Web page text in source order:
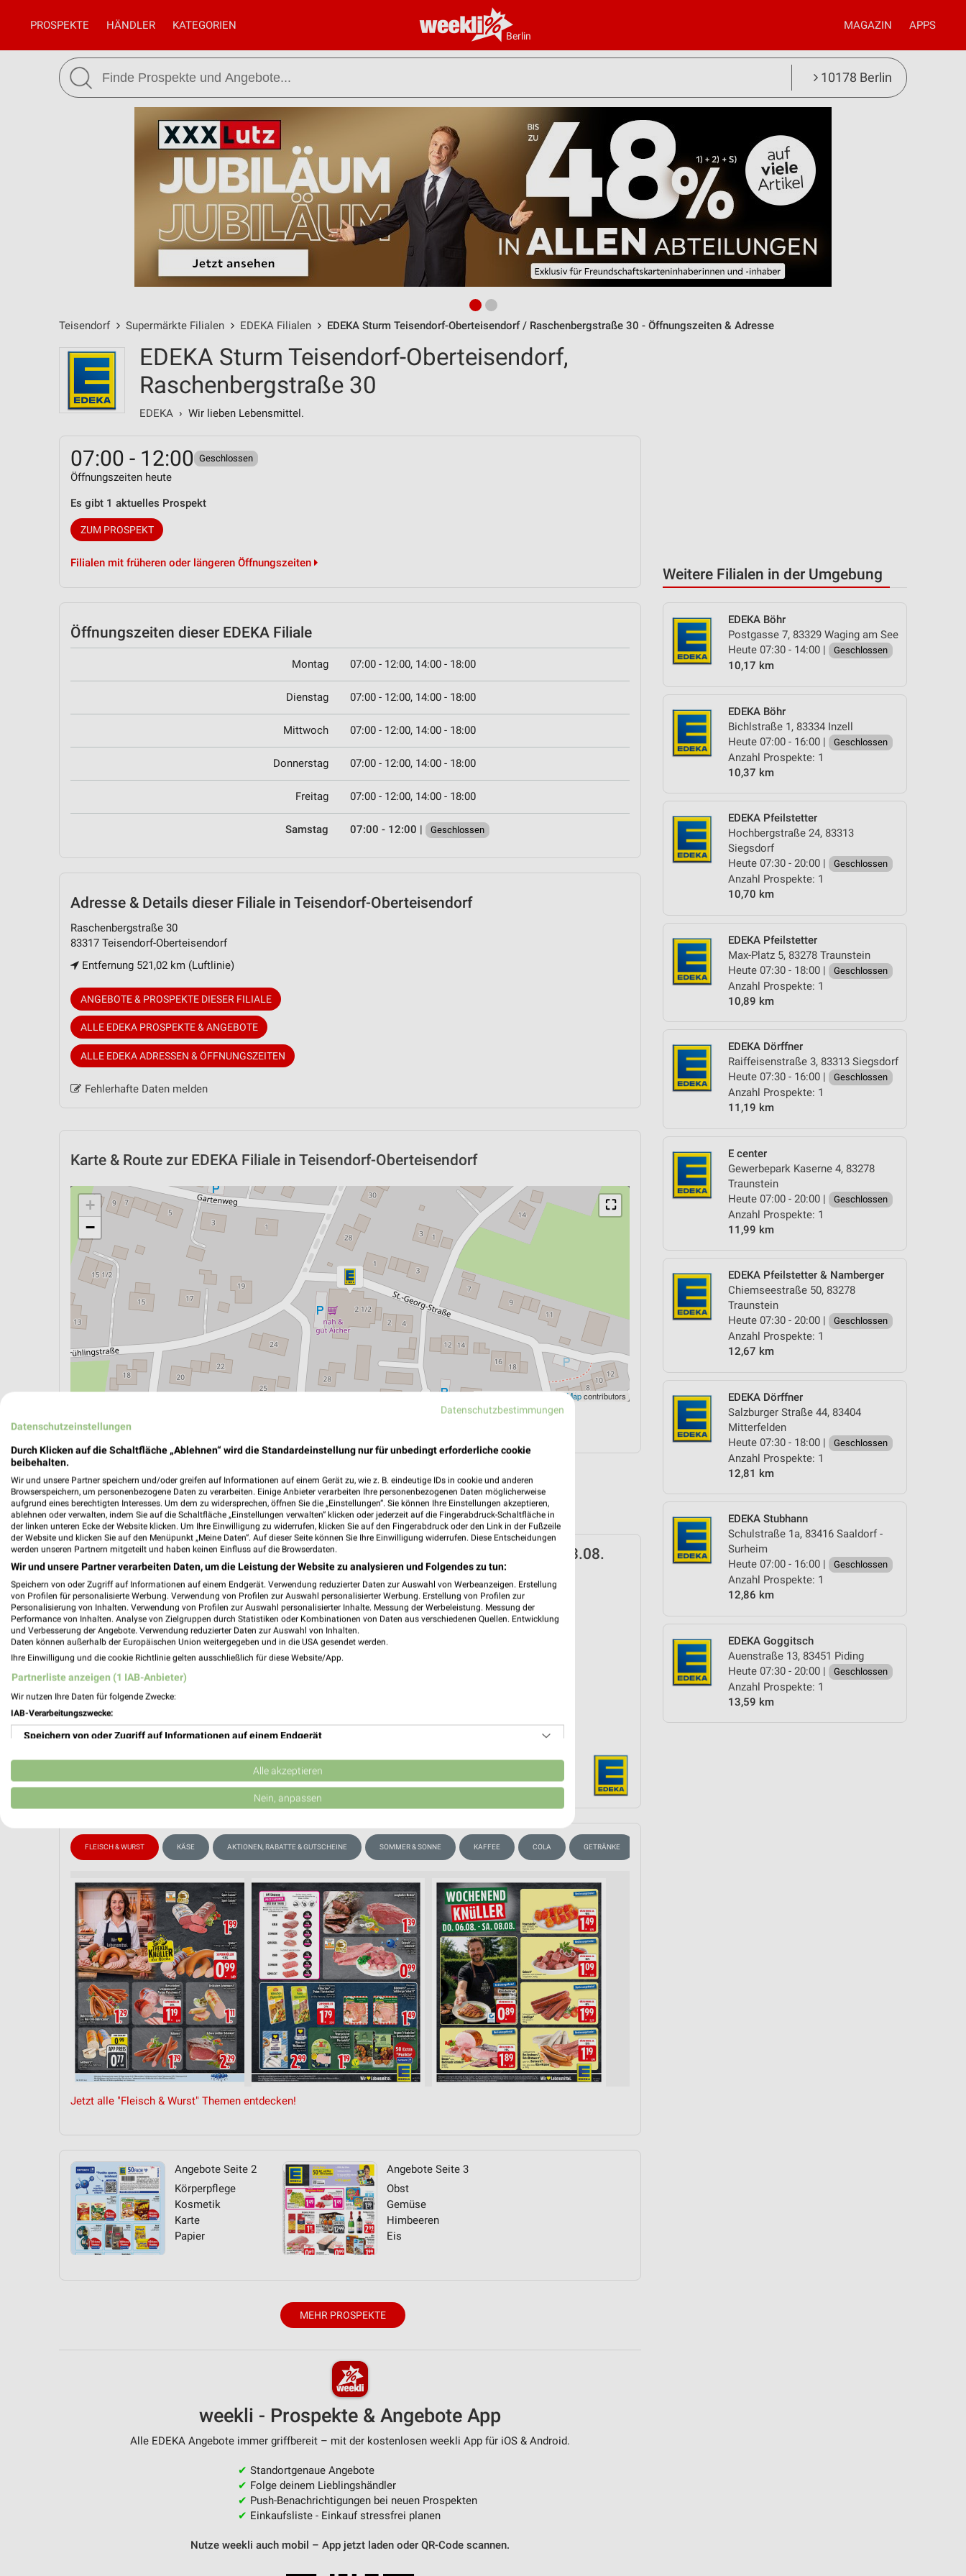
Berlin
PROSPEKTE HÄNDLER KATEGORIEN MAGAZIN APPS
10178 Berlin
Teisendorf Supermärkte Filialen EDEKA Filialen EDEKA Sturm Teisendorf-Oberteisendorf / Raschenbergstraße 30 - Öffnungszeiten & Adresse
Weitere Filialen in der Umgebung
EDEKA Böhr
Postgasse 7, 83329 Waging am See
Heute 07:30 - 14:00 |
Geschlossen
10,17 km
EDEKA Böhr
Bichlstraße 1, 83334 Inzell
Heute 07:00 - 16:00 |
Geschlossen
Anzahl Prospekte: 1
10,37 km
EDEKA Pfeilstetter
Hochbergstraße 24, 83313
Siegsdorf
Heute 07:30 - 20:00 |
Geschlossen
Anzahl Prospekte: 1
10,70 km
EDEKA Pfeilstetter
Max-Platz 5, 83278 Traunstein
Heute 07:30 - 18:00 |
Geschlossen
Anzahl Prospekte: 1
10,89 km
EDEKA Dörffner
Raiffeisenstraße 3, 83313 Siegsdorf
Heute 07:30 - 16:00 |
Geschlossen
Anzahl Prospekte: 1
11,19 km
E center
Gewerbepark Kaserne 4, 83278
Traunstein
Heute 07:00 - 20:00 |
Geschlossen
Anzahl Prospekte: 1
11,99 km
EDEKA Pfeilstetter & Namberger
Chiemseestraße 50, 83278
Traunstein
Heute 07:30 - 20:00 |
Geschlossen
Anzahl Prospekte: 1
12,67 km
EDEKA Dörffner
Salzburger Straße 44, 83404
Mitterfelden
Heute 07:30 - 18:00 |
Geschlossen
Anzahl Prospekte: 1
12,81 km
EDEKA Stubhann
Schulstraße 1a, 83416 Saaldorf -
Surheim
Heute 07:00 - 16:00 |
Geschlossen
Anzahl Prospekte: 1
12,86 km
EDEKA Goggitsch
Auenstraße 13, 83451 Piding
Heute 07:30 - 20:00 |
Geschlossen
Anzahl Prospekte: 1
13,59 km
EDEKA Sturm Teisendorf-Oberteisendorf,
Raschenbergstraße 30
EDEKA › Wir lieben Lebensmittel.
07:00 - 12:00 Geschlossen
Öffnungszeiten heute
Es gibt 1 aktuelles Prospekt
ZUM PROSPEKT
Filialen mit früheren oder längeren Öffnungszeiten
Öffnungszeiten dieser EDEKA Filiale
Montag 07:00 - 12:00, 14:00 - 18:00
Dienstag 07:00 - 12:00, 14:00 - 18:00
Mittwoch 07:00 - 12:00, 14:00 - 18:00
Donnerstag 07:00 - 12:00, 14:00 - 18:00
Freitag 07:00 - 12:00, 14:00 - 18:00
Samstag 07:00 - 12:00 | Geschlossen
Adresse & Details dieser Filiale in Teisendorf-Oberteisendorf
Raschenbergstraße 30
83317 Teisendorf-Oberteisendorf
Entfernung 521,02 km (Luftlinie)
ANGEBOTE & PROSPEKTE DIESER FILIALE
ALLE EDEKA PROSPEKTE & ANGEBOTE
ALLE EDEKA ADRESSEN & ÖFFNUNGSZEITEN
Fehlerhafte Daten melden
Karte & Route zur EDEKA Filiale in Teisendorf-Oberteisendorf
⛶
+
−
OpenStreetMapcontributors
ÖPNV ANZEIGEN
Aktuelle Angebote in dieser Filiale
Anzahl Prospekte: 1
Letztes Prospektupdate: vor 7 Tagen
EDEKA Prospekt für Teisendorf ab Mo. den 03.08.
Gültig von 03. Aug. bis 08. Aug.
📅 Kalendereintrag erstellen
PROSPEKT BLÄTTERN
FLEISCH & WURST KÄSE AKTIONEN, RABATTE & GUTSCHEINE SOMMER & SONNE KAFFEE COLA GETRÄNKE
Jetzt alle "Fleisch & Wurst" Themen entdecken!
Angebote Seite 2
Körperpflege
Kosmetik
Karte
Papier
Angebote Seite 3
Obst
Gemüse
Himbeeren
Eis
MEHR PROSPEKTE
weekli - Prospekte & Angebote App
Alle EDEKA Angebote immer griffbereit – mit der kostenlosen weekli App für iOS & Android.
✔ Standortgenaue Angebote
✔ Folge deinem Lieblingshändler
✔ Push-Benachrichtigungen bei neuen Prospekten
✔ Einkaufsliste - Einkauf stressfrei planen
Nutze weekli auch mobil – App jetzt laden oder QR-Code scannen.
Datenschutzbestimmungen
Datenschutzeinstellungen
Durch Klicken auf die Schaltfläche „Ablehnen“ wird die Standardeinstellung nur für unbedingt erforderliche cookie
beibehalten.
Wir und unsere Partner speichern und/oder greifen auf Informationen auf einem Gerät zu, wie z. B. eindeutige IDs in cookie und anderen
Browserspeichern, um personenbezogene Daten zu verarbeiten. Einige Anbieter verarbeiten Ihre personenbezogenen Daten möglicherweise
aufgrund eines berechtigten Interesses. Um dem zu widersprechen, öffnen Sie die „Einstellungen“. Sie können Ihre Einstellungen akzeptieren,
ablehnen oder verwalten, indem Sie auf die Schaltfläche „Einstellungen verwalten“ klicken oder jederzeit auf die Fingerabdruck-Schaltfläche in
der linken unteren Ecke der Website klicken. Um Ihre Einwilligung zu widerrufen, klicken Sie auf den Fingerabdruck oder den Link in der Fußzeile
der Website und klicken Sie auf den Menüpunkt „Meine Daten“. Auf dieser Seite können Sie Ihre Einwilligung widerrufen. Diese Entscheidungen
werden unseren Partnern mitgeteilt und haben keinen Einfluss auf die Browserdaten.
Wir und unsere Partner verarbeiten Daten, um die Leistung der Website zu analysieren und Folgendes zu tun:
Speichern von oder Zugriff auf Informationen auf einem Endgerät. Verwendung reduzierter Daten zur Auswahl von Werbeanzeigen. Erstellung
von Profilen für personalisierte Werbung. Verwendung von Profilen zur Auswahl personalisierter Werbung. Erstellung von Profilen zur
Personalisierung von Inhalten. Verwendung von Profilen zur Auswahl personalisierter Inhalte. Messung der Werbeleistung. Messung der
Performance von Inhalten. Analyse von Zielgruppen durch Statistiken oder Kombinationen von Daten aus verschiedenen Quellen. Entwicklung
und Verbesserung der Angebote. Verwendung reduzierter Daten zur Auswahl von Inhalten.
Daten können außerhalb der Europäischen Union weitergegeben und in die USA gesendet werden.
Ihre Einwilligung und die cookie Richtlinie gelten ausschließlich für diese Website/App.
Partnerliste anzeigen (1 IAB-Anbieter)
Wir nutzen Ihre Daten für folgende Zwecke:
IAB-Verarbeitungszwecke:
Speichern von oder Zugriff auf Informationen auf einem Endgerät
Verwendung reduzierter Daten zur Auswahl von Werbeanzeigen
Erstellung von Profilen für personalisierte Werbung
Erstellung von Profilen zur Personalisierung von Inhalten
Verwendung von Profilen zur Auswahl personalisierter Inhalte
Messung der Werbeleistung
Messung der Performance von Inhalten
Analyse von Zielgruppen durch Statistiken oder Kombinationen von Daten aus verschiedenen
Entwicklung und Verbesserung der Angebote
Verwendung reduzierter Daten zur Auswahl von Inhalten
IAB-Besonderheiten:
Notwendig
Performance
Alle akzeptieren
Nein, anpassen